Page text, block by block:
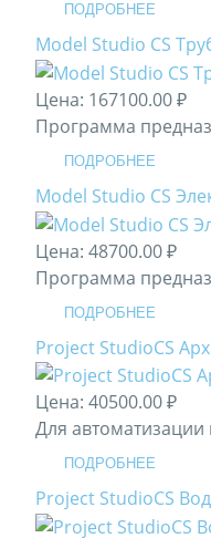
ПОДРОБНЕЕ
Model Studio CS
Цена: 167100.00 ₽
Программа
ПОДРОБНЕЕ
Model Studio CS
Цена: 48700.00 ₽
Программа
ПОДРОБНЕЕ
Project StudioCS
Цена: 40500.00 ₽
Для
ПОДРОБНЕЕ
Project StudioCS